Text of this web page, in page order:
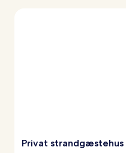
Privat strandgæstehus